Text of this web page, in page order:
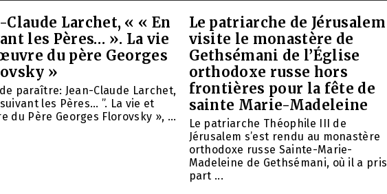
Claude Larchet, « « En
les Pères… ». La vie
du père Georges
»
paraître: Jean-Claude Larchet,
les Pères… ”. La vie et
du Père Georges Florovsky », ...
Le patriarche de Jérusalem
visite le monastère de
Gethsémani de l’Église
orthodoxe russe hors
frontières pour la fête de
sainte Marie-Madeleine
Le patriarche Théophile III de
Jérusalem s’est rendu au monastère
orthodoxe russe Sainte-Marie-
Madeleine de Gethsémani, où il a pris
part ...